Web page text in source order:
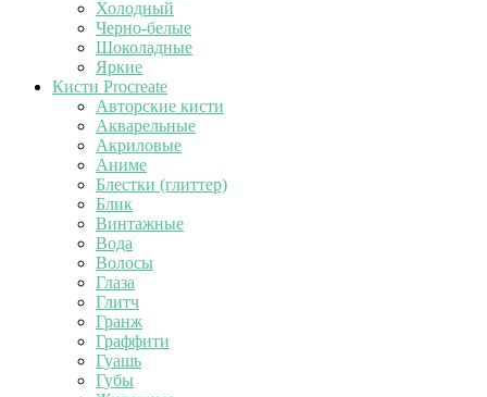
Холодный
Черно-белые
Шоколадные
Яркие
Кисти Procreate
Авторские кисти
Акварельные
Акриловые
Аниме
Блестки (глиттер)
Блик
Винтажные
Вода
Волосы
Глаза
Глитч
Гранж
Граффити
Гуашь
Губы